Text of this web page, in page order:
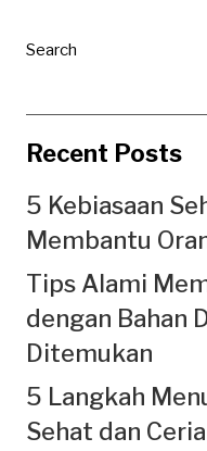
Search
Recent Posts
5 Kebiasaan
Membantu
Tips Alami
dengan Bahan
Ditemukan
5 Langkah
Sehat dan Ceria